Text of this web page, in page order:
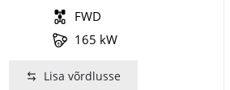
FWD
165 kW
Lisa võrdlusse